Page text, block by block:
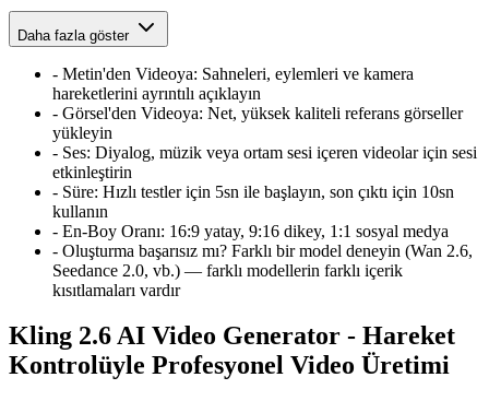
Daha fazla göster
- Metin'den Videoya: Sahneleri, eylemleri ve kamera
hareketlerini ayrıntılı açıklayın
- Görsel'den Videoya: Net, yüksek kaliteli referans görseller
yükleyin
- Ses: Diyalog, müzik veya ortam sesi içeren videolar için sesi
etkinleştirin
- Süre: Hızlı testler için 5sn ile başlayın, son çıktı için 10sn
kullanın
- En-Boy Oranı: 16:9 yatay, 9:16 dikey, 1:1 sosyal medya
- Oluşturma başarısız mı? Farklı bir model deneyin (Wan 2.6,
Seedance 2.0, vb.) — farklı modellerin farklı içerik
kısıtlamaları vardır
Kling 2.6 AI Video Generator - Hareket
Kontrolüyle Profesyonel Video Üretimi